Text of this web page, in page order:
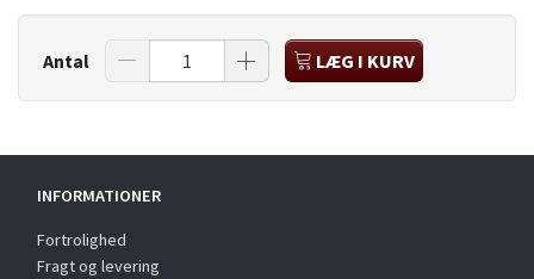
Antal LÆG I KURV
INFORMATIONER
Fortrolighed
Fragt og levering